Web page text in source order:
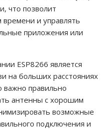
что позволит
и управлять
приложения или
ESP8266 является
на больших расстояниях
важно правильно
антенны с хорошим
возможные
подключения и